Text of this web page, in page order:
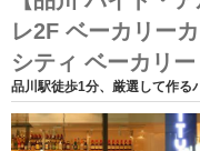
レ2F ベーカリー
シティ ベーカリー
品川駅徒歩1分、厳選して作る